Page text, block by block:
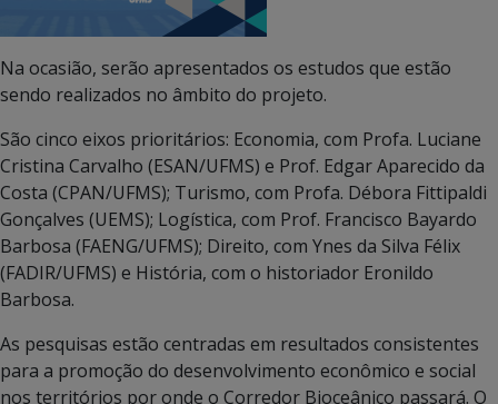
Na ocasião, serão apresentados os estudos que estão
sendo realizados no âmbito do projeto.
São cinco eixos prioritários: Economia, com Profa. Luciane
Cristina Carvalho (ESAN/UFMS) e Prof. Edgar Aparecido da
Costa (CPAN/UFMS); Turismo, com Profa. Débora Fittipaldi
Gonçalves (UEMS); Logística, com Prof. Francisco Bayardo
Barbosa (FAENG/UFMS); Direito, com Ynes da Silva Félix
(FADIR/UFMS) e História, com o historiador Eronildo
Barbosa.
As pesquisas estão centradas em resultados consistentes
para a promoção do desenvolvimento econômico e social
nos territórios por onde o Corredor Bioceânico passará. O